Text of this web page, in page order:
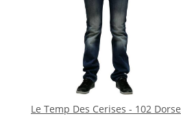
Le Temp Des Cerises - 102 Dorse